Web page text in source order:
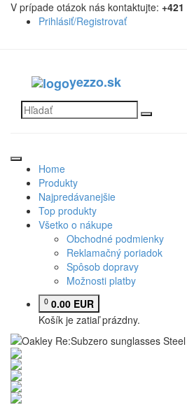
V prípade otázok nás kontaktujte:
Prihlásiť/Registrovať
yezzo.sk
Home
Produkty
Najpredávanejšie
Top produkty
Všetko o nákupe
Obchodné podmienky
Reklamačný poriadok
Spôsob dopravy
Možnosti platby
0 0.00 EUR
Košík je zatiaľ prázdny.